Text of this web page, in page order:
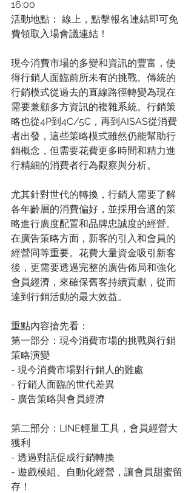
16:00
活動地點： 線上，點擊報名連結即可免
費領取入場會議連結！
現今消費市場的多變和資訊的豐富，使
得行銷人面臨前所未有的挑戰。傳統的
行銷模式從過去的直線路徑轉變為現在
需要兼顧多方資訊的複雜系統。行銷策
略也從4P到4C/5C，再到AISAS從消費
者出發，這些策略模式雖然仍能幫助行
銷概念，但需要花費更多時間和精力進
行精細的消費者行為觀察與分析。
尤其針對世代的轉換，行銷人需要了解
各年齡層的消費偏好，並採用合適的策
略進行廣度配置和品牌忠誠度的經營。
在廣告策略方面，新客的引入和會員的
經營同等重要。花費大量資金吸引新客
後，更需要透過完整的廣告佈局和強化
會員經濟，來確保舊客持續貢獻，從而
達到行銷活動的最大效益。
重點內容搶先看：
第一部分：現今消費市場的挑戰與行銷
策略演變
- 現今消費市場對行銷人的難處
- 行銷人面臨的世代差異
- 廣告策略與會員經濟
第二部分：LINE輕量工具，會員經營大
獲利
- 透過對話促成行銷轉換
- 遊戲模組、自動化經營，讓會員甜蜜留
存！